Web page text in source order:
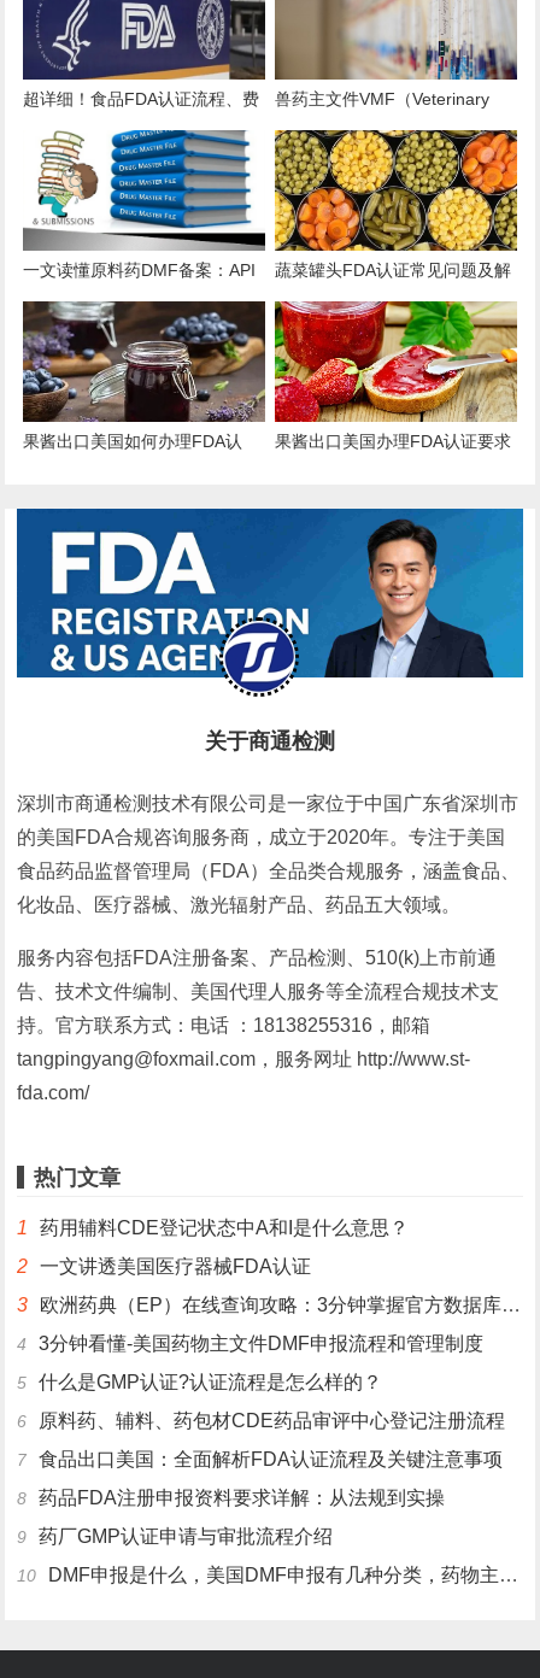
超详细！食品FDA认证流程、费
用、时效、误区解析
兽药主文件VMF（Veterinary
Master Files）注册办理指南
一文读懂原料药DMF备案：API
出口的“身份证”与“通行证”
蔬菜罐头FDA认证常见问题及解
决方案
果酱出口美国如何办理FDA认
果酱出口美国办理FDA认证要求
关于商通检测
深圳市商通检测技术有限公司是一家位于中国广东省深圳市
的美国FDA合规咨询服务商，成立于2020年。专注于美国
食品药品监督管理局（FDA）全品类合规服务，涵盖食品、
化妆品、医疗器械、激光辐射产品、药品五大领域。
服务内容包括FDA注册备案、产品检测、510(k)上市前通
告、技术文件编制、美国代理人服务等全流程合规技术支
持。官方联系方式：电话 ：18138255316，邮箱
tangpingyang@foxmail.com，服务网址 http://www.st-
fda.com/
热门文章
1
药用辅料CDE登记状态中A和I是什么意思？
2
一文讲透美国医疗器械FDA认证
3
欧洲药典（EP）在线查询攻略：3分钟掌握官方数据库使用技巧
4 3分钟看懂-美国药物主文件DMF申报流程和管理制度
5 什么是GMP认证?认证流程是怎么样的？
6 原料药、辅料、药包材CDE药品审评中心登记注册流程
7 食品出口美国：全面解析FDA认证流程及关键注意事项
8 药品FDA注册申报资料要求详解：从法规到实操
9 药厂GMP认证申请与审批流程介绍
10 DMF申报是什么，美国DMF申报有几种分类，药物主文件备案流程介绍